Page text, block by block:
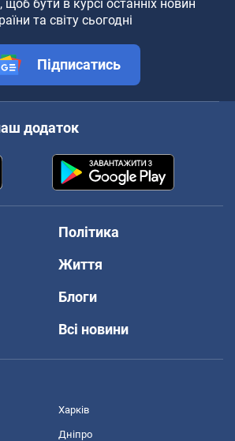
щоб бути в курсі останніх новин
та світу сьогодні
Підписатись
додаток
Політика
Життя
Блоги
Всі новини
Харків
Дніпро